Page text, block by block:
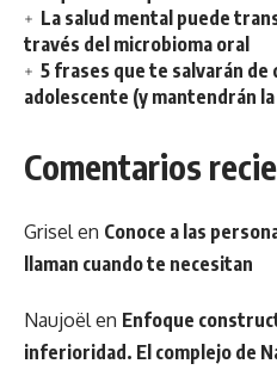
La salud mental puede
través del microbioma oral
5 frases que te salvarán
adolescente (y mantendrán la
Comentarios
Grisel en Conoce a las
llaman cuando te necesitan
Naujoël en Enfoque
inferioridad. El complejo de